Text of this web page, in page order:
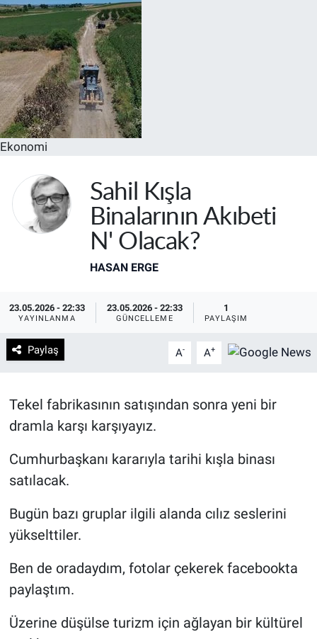
Ekonomi
Sahil Kışla
Binalarının Akıbeti
N' Olacak?
HASAN ERGE
23.05.2026 - 22:33
YAYINLANMA
23.05.2026 - 22:33
GÜNCELLEME
1
PAYLAŞIM
Paylaş A- A+
Tekel fabrikasının satışından sonra yeni bir
dramla karşı karşıyayız.
Cumhurbaşkanı kararıyla tarihi kışla binası
satılacak.
Bugün bazı gruplar ilgili alanda cılız seslerini
yükselttiler.
Ben de oradaydım, fotolar çekerek facebookta
paylaştım.
Üzerine düşülse turizm için ağlayan bir kültürel